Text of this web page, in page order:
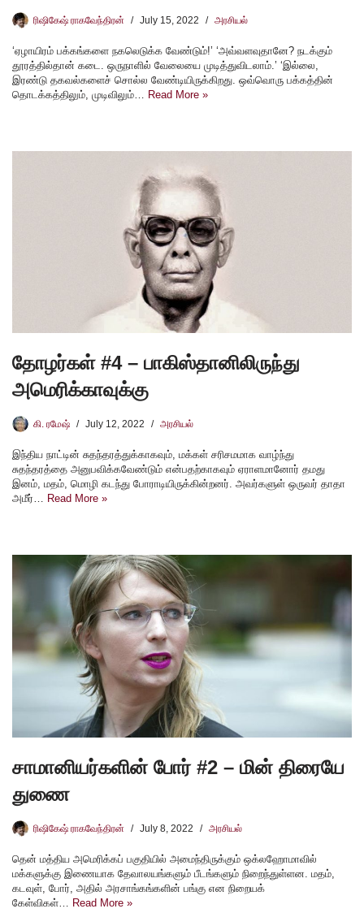
ரிஷிகேஷ் ராகவேந்திரன் July 15, 2022 அரசியல்
‘ஏழாயிரம் பக்கங்களை நகலெடுக்க வேண்டும்!’ ‘அவ்வளவுதானே? நடக்கும்
தூரத்தில்தான் கடை. ஒருநாளில் வேலையை முடித்துவிடலாம்.’ ‘இல்லை,
இரண்டு தகவல்களைச் சொல்ல வேண்டியிருக்கிறது. ஒவ்வொரு பக்கத்தின்
தொடக்கத்திலும், முடிவிலும்…
Read More »
தோழர்கள் #4 – பாகிஸ்தானிலிருந்து
அமெரிக்காவுக்கு
கி. ரமேஷ் July 12, 2022 அரசியல்
இந்திய நாட்டின் சுதந்தரத்துக்காகவும், மக்கள் சரிசமமாக வாழ்ந்து
சுதந்தரத்தை அனுபவிக்கவேண்டும் என்பதற்காகவும் ஏராளமானோர் தமது
இனம், மதம், மொழி கடந்து போராடியிருக்கின்றனர். அவர்களுள் ஒருவர் தாதா
அமீர்… Read More »
சாமானியர்களின் போர் #2 – மின் திரையே
துணை
ரிஷிகேஷ் ராகவேந்திரன் July 8, 2022 அரசியல்
தென் மத்திய அமெரிக்கப் பகுதியில் அமைந்திருக்கும் ஒக்லஹோமாவில்
மக்களுக்கு இணையாக தேவாலயங்களும் பீடங்களும் நிறைந்துள்ளன. மதம்,
கடவுள், போர், அதில் அரசாங்கங்களின் பங்கு என நிறையக்
கேள்விகள்…
Read More »